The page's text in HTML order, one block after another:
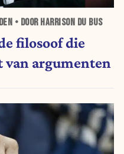
• DOOR HARRISON DU BUS
filosoof die
van argumenten